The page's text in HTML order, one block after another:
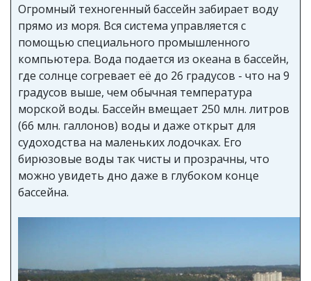
Огромный техногенный бассейн забирает воду
прямо из моря. Вся система управляется с
помощью специального промышленного
компьютера. Вода подается из океана в бассейн,
где солнце согревает её до 26 градусов - что на 9
градусов выше, чем обычная температура
морской воды. Бассейн вмещает 250 млн. литров
(66 млн. галлонов) воды и даже открыт для
судоходства на маленьких лодочках. Его
бирюзовые воды так чисты и прозрачны, что
можно увидеть дно даже в глубоком конце
бассейна.